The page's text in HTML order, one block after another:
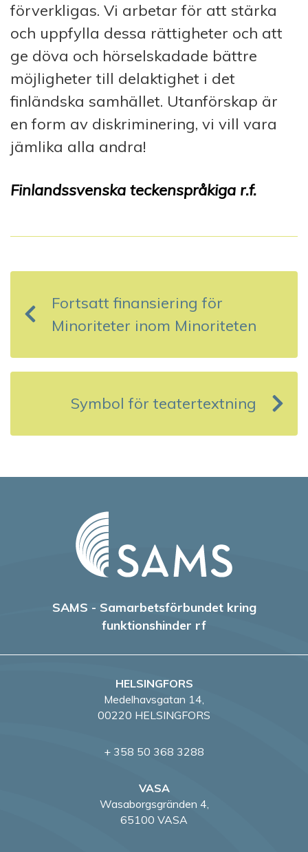
förverkligas. Vi arbetar för att stärka
och uppfylla dessa rättigheter och att
ge döva och hörselskadade bättre
möjligheter till delaktighet i det
finländska samhället. Utanförskap är
en form av diskriminering, vi vill vara
jämlika alla andra!
Finlandssvenska teckenspråkiga r.f.
n
g
s
a
i
Fortsatt finansiering för
Minoriteter inom Minoriteten
Symbol för teatertextning
SAMS - Samarbetsförbundet kring
funktionshinder rf
HELSINGFORS
Medelhavsgatan 14,
00220 HELSINGFORS
+ 358 50 368 3288
VASA
Wasaborgsgränden 4,
65100 VASA